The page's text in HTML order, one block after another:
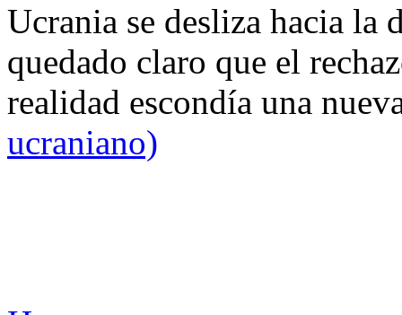
Ucrania se desliza hacia
quedado claro que el
realidad escondía una
ucraniano)